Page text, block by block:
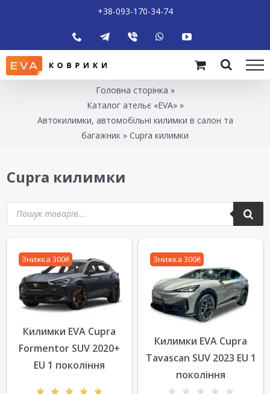
+38-093-170-34-74
Головна сторінка »
Каталог ательє «EVA»»
Автокилимки, автомобільні килимки в салон та
багажник » Cupra килимки
Cupra килимки
Знижка 300₴
Килимки EVA Cupra
Formentor SUV 2020+
EU 1 покоління
Знижка 300₴
Килимки EVA Cupra
Tavascan SUV 2023 EU 1
покоління